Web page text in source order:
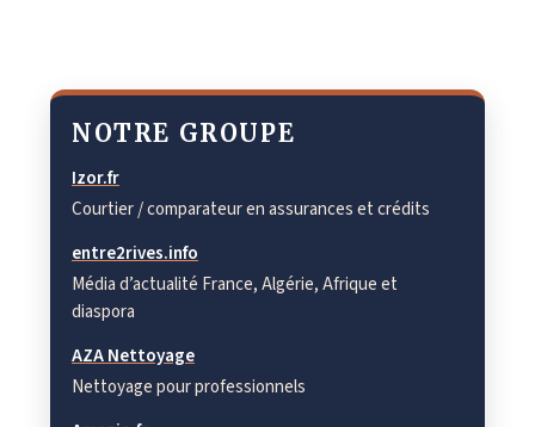
NOTRE GROUPE
Izor.fr
Courtier / comparateur en assurances et crédits
entre2rives.info
Média d’actualité France, Algérie, Afrique et
diaspora
AZA Nettoyage
Nettoyage pour professionnels